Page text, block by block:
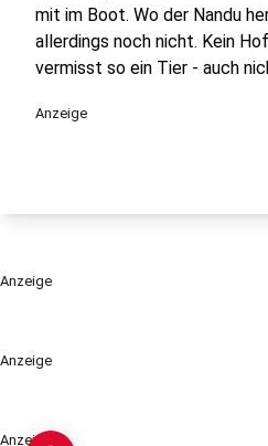
Anzeige
Anzeige
mit im Boot. Wo der Nandu
allerdings noch nicht. Kein
vermisst so ein Tier - auch
Anzeige
Anzeige